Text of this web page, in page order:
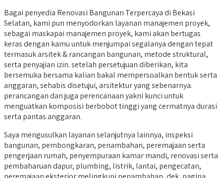
Bagai penyedia Renovasi Bangunan Terpercaya di Bekasi
Selatan, kami pun menyodorkan layanan manajemen proyek,
sebagai maskapai manajemen proyek, kami akan bertugas
keras dengan kamu untuk menjumpai segalanya dengan tepat
termasuk arsitek & rancangan bangunan, metode struktural,
serta penyajian izin. setelah persetujuan diberikan, kita
bersemuka bersama kalian bakal mempersoalkan bentuk serta
anggaran, sehabis disetujui, arsitektur yang sebenarnya.
perancangan dan juga perencanaan yakni kunci untuk
menguatkan komposisi berbobot tinggi yang cermatnya durasi
serta pantas anggaran.
Saya mengusulkan layanan selanjutnya lainnya, inspeksi
bangunan, pembongkaran, penambahan, peremajaan serta
pengerjaan rumah, penyempuraan kamar mandi, renovasi serta
pembaharuan dapur, plumbing, listrik, lantai, pengecatan,